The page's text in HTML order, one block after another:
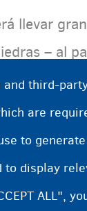
llevar
– al
Enthird-
are
to
to display
ALL",